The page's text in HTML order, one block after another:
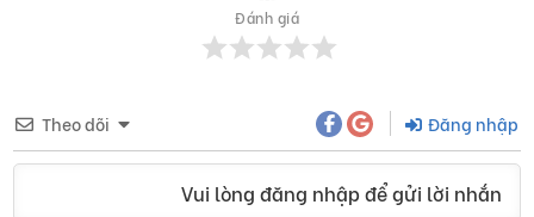
Đánh giá
Theo dõi Đăng nhập
Vui lòng đăng nhập để gửi lời nhắn